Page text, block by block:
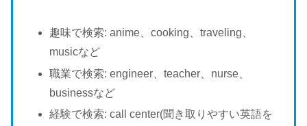
趣味で検索: anime、cooking、traveling、
musicなど
職業で検索: engineer、teacher、nurse、
businessなど
経験で検索: call center(聞き取りやすい英語を